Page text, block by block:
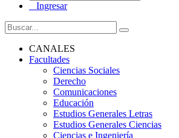
Ingresar
CANALES
Facultades
Ciencias Sociales
Derecho
Comunicaciones
Educación
Estudios Generales Letras
Estudios Generales Ciencias
Ciencias e Ingeniería